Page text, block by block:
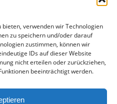
verwenden wir Technologien
zu speichern und/oder darauf
zustimmen, können wir
IDs auf dieser Website
nicht erteilen oder zurückziehen,
beeinträchtigt werden.